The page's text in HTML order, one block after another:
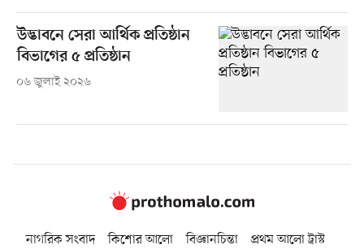
উদ্ভাবনে সেরা আর্থিক প্রতিষ্ঠান
বিভাগের ৫ প্রতিষ্ঠান
০৬ জুলাই ২০২৬
নাগরিক সংবাদ কিশোর আলো বিজ্ঞানচিন্তা
প্রথম আলো ট্রাস্ট